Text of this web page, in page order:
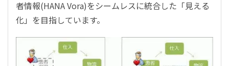
者情報(HANA Vora)をシームレスに統合した「見える
化」を目指しています。